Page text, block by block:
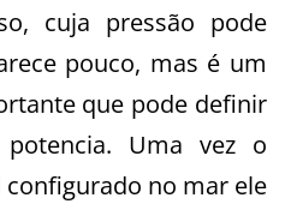
cuja pressão pode
pouco, mas é um
que pode definir
Uma vez o
no mar ele